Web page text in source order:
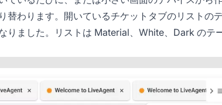
替わります。開いているチケットタブのリストの
りました。リストは Material、White、Dark のテ